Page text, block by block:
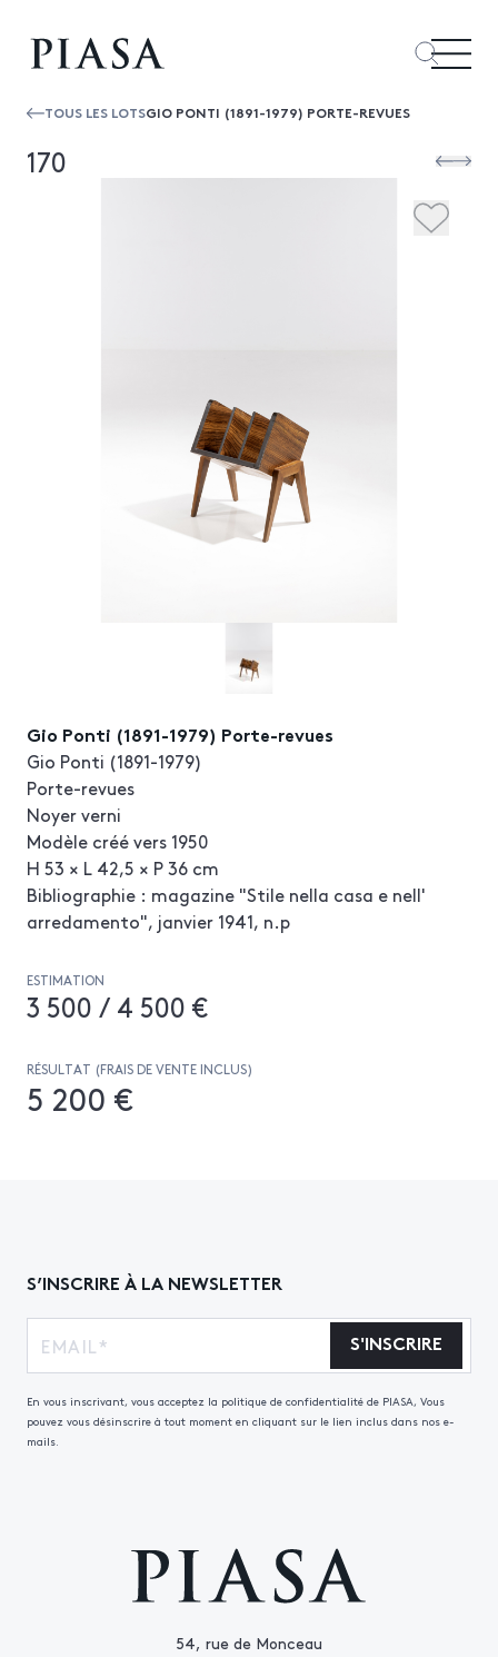
TOUS LES LOTSGIO PONTI (1891-1979) PORTE-REVUES
170
Gio Ponti (1891-1979) Porte-revues
Gio Ponti (1891-1979)
Porte-revues
Noyer verni
Modèle créé vers 1950
H 53 × L 42,5 × P 36 cm
Bibliographie : magazine "Stile nella casa e nell'
arredamento", janvier 1941, n.p
ESTIMATION
3 500 / 4 500 €
RÉSULTAT (FRAIS DE VENTE INCLUS)
5 200 €
54, rue de Monceau
S’INSCRIRE À LA NEWSLETTER
S'INSCRIRE
En vous inscrivant, vous acceptez la politique de confidentialité de PIASA, Vous
pouvez vous désinscrire à tout moment en cliquant sur le lien inclus dans nos e-
mails.